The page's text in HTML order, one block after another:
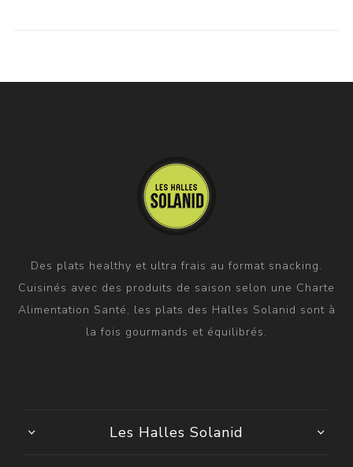
Des plats healthy et ultra frais au format snacking.
Cuisinés avec des produits de saison selon une Charte
Alimentation Santé, les plats des Halles Solanid sont à
la fois gourmands et équilibrés.
Les Halles Solanid